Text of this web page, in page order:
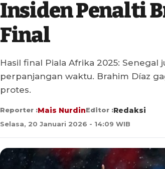
Insiden Penalti
Final
Hasil final Piala Afrika 2025: Senegal
perpanjangan waktu. Brahim Díaz
protes.
Reporter :Mais NurdinEditor :Redaksi
Selasa, 20 Januari 2026 - 14:09 WIB